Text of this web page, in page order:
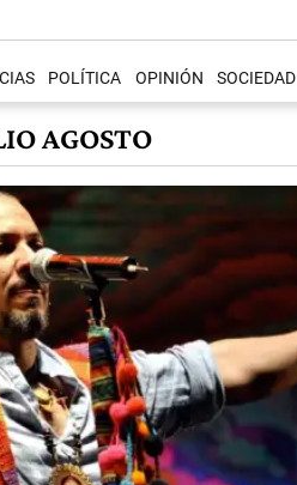
POLÍTICA OPINIÓN SOCIEDAD
AGOSTO